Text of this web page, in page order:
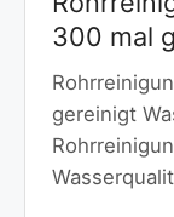
300 mal
gereinigt